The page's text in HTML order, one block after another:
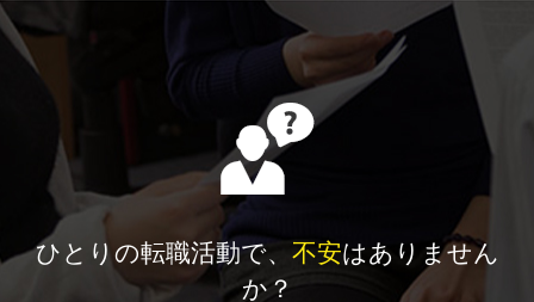

ひとりの転職活動で、 不安はありません
か？